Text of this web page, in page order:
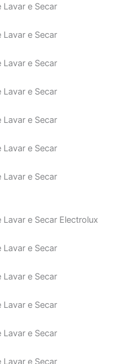
e Secar
e Secar
e Secar
e Secar
e Secar
e Secar
e Secar
e Secar Electrolux
e Secar
e Secar
e Secar
e Secar